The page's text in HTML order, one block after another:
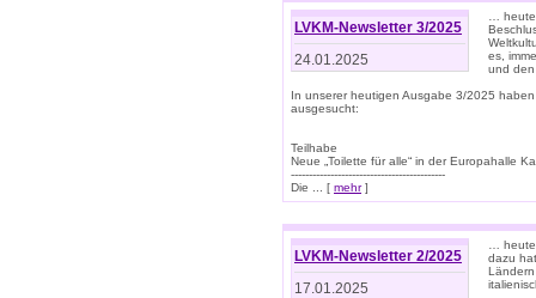
LVKM-Newsletter 3/2025
24.01.2025
…
es,
und
In unserer heutigen Ausgabe 3/2025
ausgesucht:
Teilhabe
Neue „Toilette für alle“ in der Europahalle
-------------------------------------------
Die ... [ mehr]
LVKM-Newsletter 2/2025
17.01.2025
…
dazu